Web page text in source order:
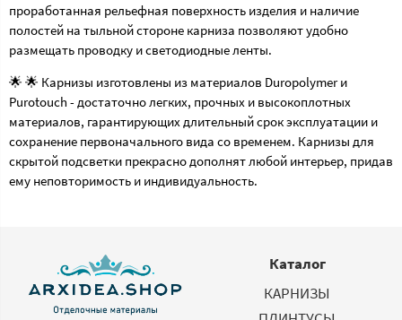
проработанная рельефная поверхность изделия и наличие
полостей на тыльной стороне карниза позволяют удобно
размещать проводку и светодиодные ленты.
🌟 🌟 Карнизы изготовлены из материалов Duropolymer и
Purotouch - достаточно легких, прочных и высокоплотных
материалов, гарантирующих длительный срок эксплуатации и
сохранение первоначального вида со временем. Карнизы для
скрытой подсветки прекрасно дополнят любой интерьер, придав
ему неповторимость и индивидуальность.
Каталог
КАРНИЗЫ